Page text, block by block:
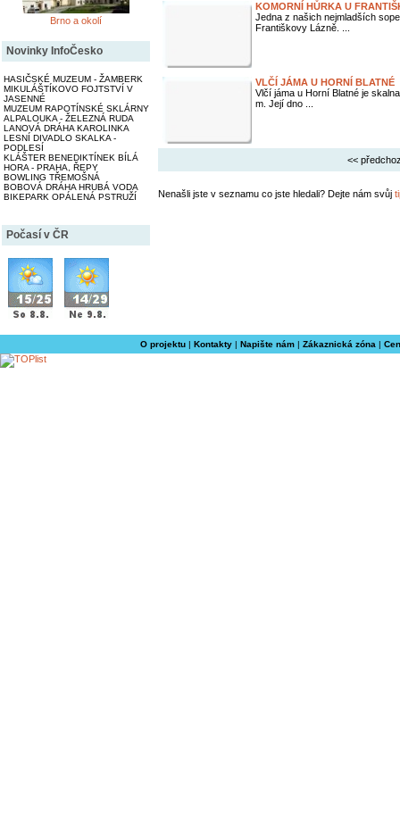
Brno a okolí
Novinky InfoČesko
HASIČSKÉ MUZEUM - ŽAMBERK
MIKULÁŠTÍKOVO FOJTSTVÍ V
JASENNÉ
MUZEUM RAPOTÍNSKÉ SKLÁRNY
ALPALOUKA - ŽELEZNÁ RUDA
LANOVÁ DRÁHA KAROLINKA
LESNÍ DIVADLO SKALKA -
PODLESÍ
KLÁŠTER BENEDIKTÍNEK BÍLÁ
HORA - PRAHA, ŘEPY
BOWLING TŘEMOŠNÁ
BOBOVÁ DRÁHA HRUBÁ VODA
BIKEPARK OPÁLENÁ PSTRUŽÍ
Počasí v ČR
KOMORNÍ HŮRKA U
Jedna z našich nejmladších
Františkovy Lázně. ...
VLČÍ JÁMA U HORNÍ BLATNÉ
Vlčí jáma u Horní Blatné je
m. Její dno ...
<<
Nenašli jste v seznamu co jste hledali? Dejte nám svůj
O projektu| Kontakty| Napište nám| Zákaznická zóna |